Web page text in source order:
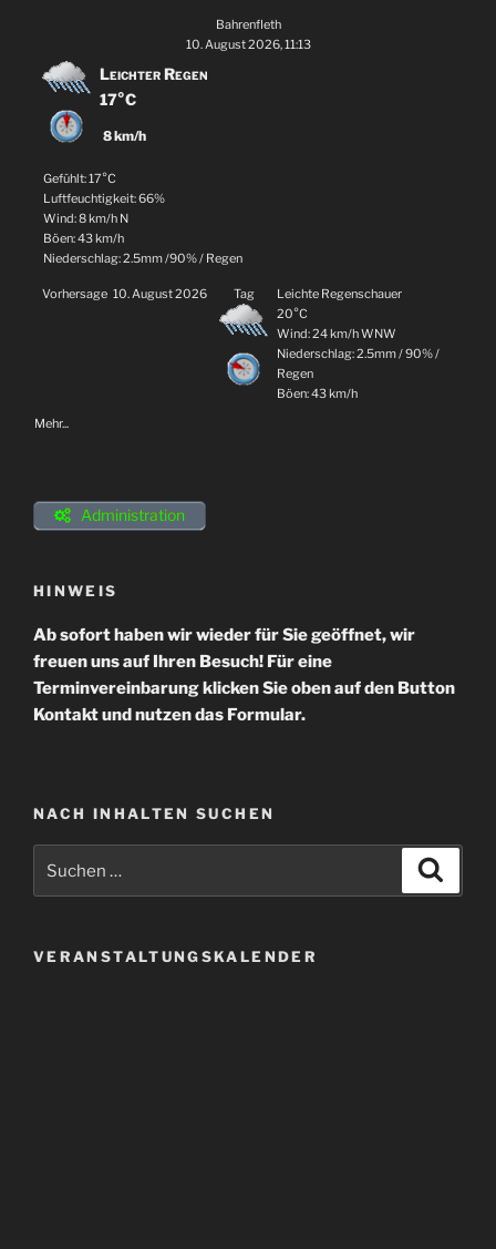
Bahrenfleth
10. August 2026, 11:13
Leichter Regen
17°C
8 km/h
Gefühlt: 17°C
Luftfeuchtigkeit: 66%
Wind: 8 km/h N
Böen: 43 km/h
Niederschlag:2.5mm/90%/ Regen
Vorhersage 10. August 2026 Tag
Leichte Regenschauer
20°C
Wind: 24 km/h WNW
Niederschlag:2.5mm/90%/
Regen
Böen: 43 km/h
Mehr...
Administration
HINWEIS
Ab sofort haben wir wieder für Sie geöffnet, wir
freuen uns auf Ihren Besuch! Für eine
Terminvereinbarung klicken Sie oben auf den Button
Kontakt und nutzen das Formular.
NACH INHALTEN SUCHEN
VERANSTALTUNGSKALENDER